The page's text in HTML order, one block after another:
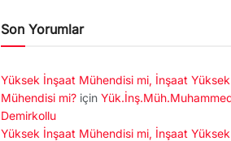
Son Yorumlar
Yüksek İnşaat Mühendisi mi, İnşaat Yüksek
Mühendisi mi? için
Demirkollu
Yüksek İnşaat Mühendisi mi, İnşaat Yüksek